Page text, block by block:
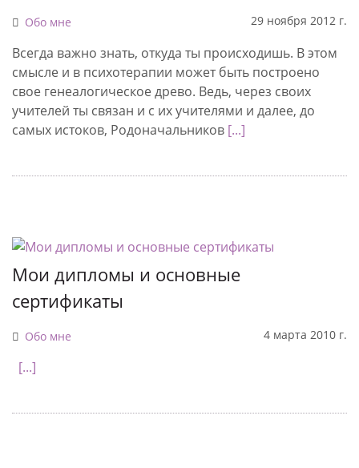
Обо мне 29 ноября 2012 г.
Всегда важно знать, откуда ты происходишь. В этом
смысле и в психотерапии может быть построено
свое генеалогическое древо. Ведь, через своих
учителей ты связан и с их учителями и далее, до
самых истоков, Родоначальников [...]
Мои дипломы и основные
сертификаты
Обо мне 4 марта 2010 г.
[...]